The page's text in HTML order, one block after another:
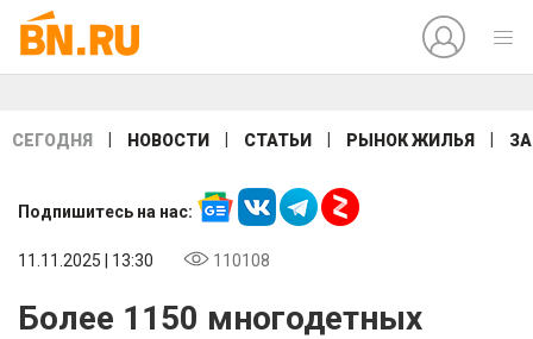
СЕГОДНЯ НОВОСТИ СТАТЬИ РЫНОК ЖИЛЬЯ
Подпишитесь на нас:
11.11.2025 | 13:30 110108
Более 1150 многодетных